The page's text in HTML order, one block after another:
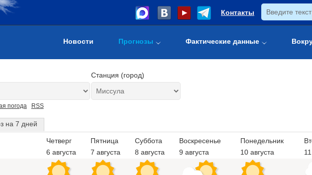
Контакты
Новости Прогнозы Фактические данные
Станция (город)
погода RSS
на 7 дней
Четверг
6 августа
Пятница
7 августа
Суббота
8 августа
Воскресенье
9 августа
Понедельник
10 августа